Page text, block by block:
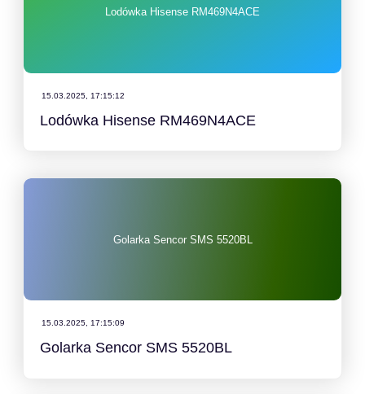
Lodówka Hisense RM469N4ACE
15.03.2025, 17:15:12
Lodówka Hisense RM469N4ACE
Golarka Sencor SMS 5520BL
15.03.2025, 17:15:09
Golarka Sencor SMS 5520BL